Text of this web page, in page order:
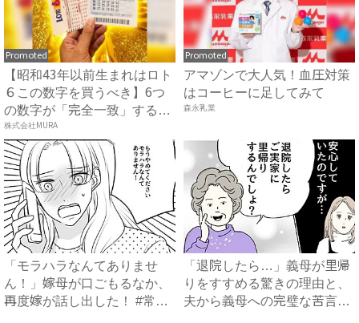
Promoted
【昭和43年以前生まれはロト
６この数字を買うべき】6つ
の数字が「完全一致」する
方...
株式会社MURA
Promoted
アマゾンで大人気！血圧対策
はコーヒーに足してみて
森永乳業
「モラハラなんてありませ
ん！」嫁母が口ごもるなか、
再度嫁が話し出した！ #常識
「退院したら…」義母が里帰
りをすすめる驚きの理由と、
夫から義母への完璧な苦言